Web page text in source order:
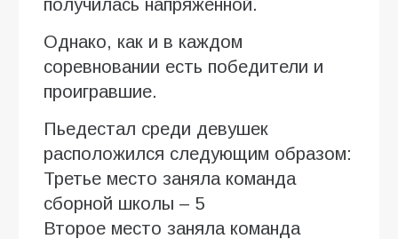
получилась напряженной.
Однако, как и в каждом
соревновании есть победители и
проигравшие.
Пьедестал среди девушек
расположился следующим образом:
Третье место заняла команда
сборной школы – 5
Второе место заняла команда